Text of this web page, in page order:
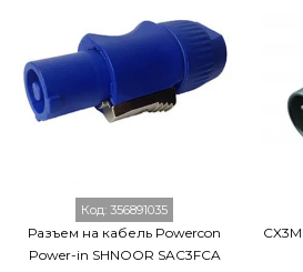
Код: 356891035
Разъем на кабель Powercon
Power-in SHNOOR SAC3FCA